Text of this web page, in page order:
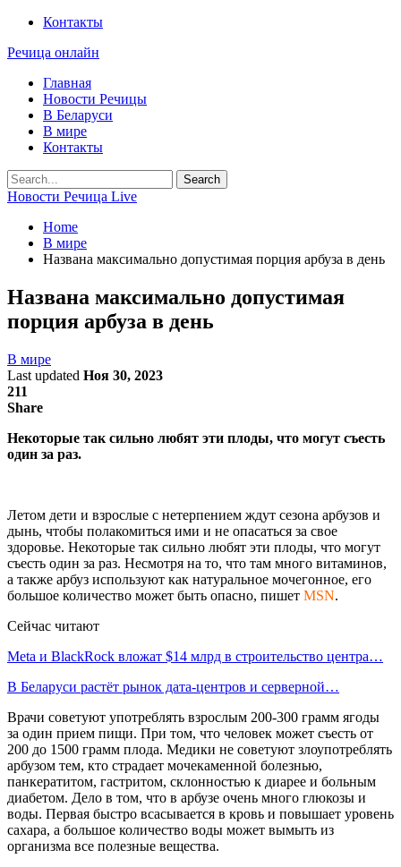
Контакты
Речица онлайн
Главная
Новости Речицы
В Беларуси
В мире
Контакты
Новости Речица Live
Home
В мире
Названа максимально допустимая порция арбуза в день
Названа максимально допустимая
порция арбуза в день
В мире
Last updated Ноя 30, 2023
211
Share
Некоторые так сильно любят эти плоды, что могут съесть
один за раз.
Летом дети и взрослые с нетерпением ждут сезона арбузов и
дынь, чтобы полакомиться ими и не опасаться за свое
здоровье. Некоторые так сильно любят эти плоды, что могут
съесть один за раз. Несмотря на то, что там много витаминов,
а также арбуз используют как натуральное мочегонное, его
большое количество может быть опасно, пишет MSN.
Сейчас читают
Meta и BlackRock вложат $14 млрд в строительство центра…
В Беларуси растёт рынок дата-центров и серверной…
Врачи советуют употреблять взрослым 200-300 грамм ягоды
за один прием пищи. При том, что человек может съесть от
200 до 1500 грамм плода. Медики не советуют злоупотреблять
арбузом тем, кто страдает мочекаменной болезнью,
панкератитом, гастритом, склонностью к диарее и больным
диабетом. Дело в том, что в арбузе очень много глюкозы и
воды. Первая быстро всасывается в кровь и повышает уровень
сахара, а большое количество воды может вымыть из
организма все полезные вещества.